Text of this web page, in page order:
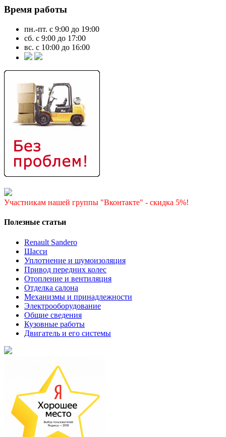
Время работы
пн.-пт. с 9:00 до 19:00
сб. с 9:00 до 17:00
вс. с 10:00 до 16:00
Участникам нашей группы "Вконтакте" - скидка 5%!
Полезные статьи
Renault Sandero
Шасси
Уплотнение и шумоизоляция
Привод передних колес
Отопление и вентиляция
Отделка салона
Механизмы и принадлежности
Электрооборудование
Общие сведения
Кузовные работы
Двигатель и его системы